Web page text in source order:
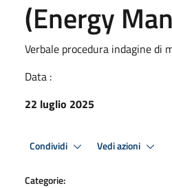
(Energy
Verbale procedura indagine di
Data :
22 luglio 2025
Condividi Vedi azioni
Categorie: